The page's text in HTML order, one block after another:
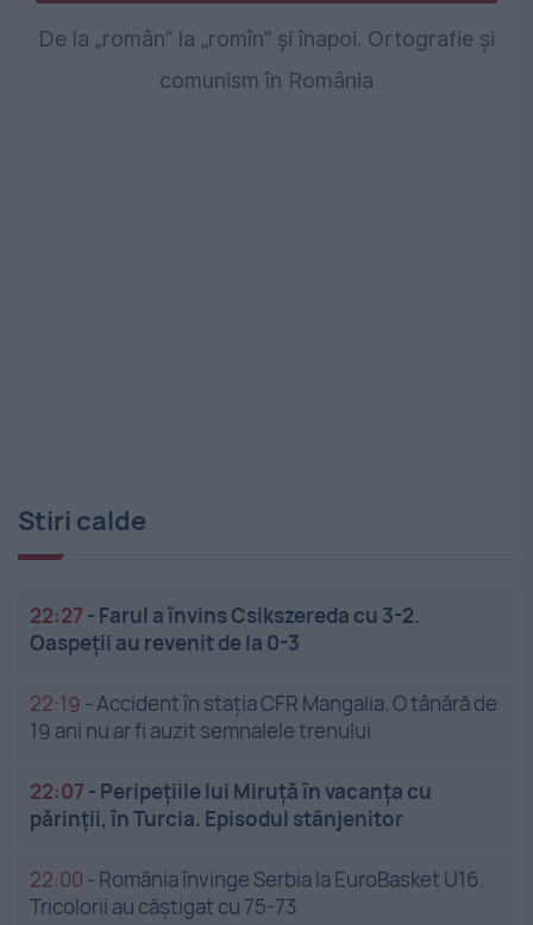
De la „român” la „romîn” și înapoi. Ortografie și
comunism în România
Stiri calde
22:27 - Farul a învins Csikszereda cu 3-2.
Oaspeții au revenit de la 0-3
22:19 -Accident în stația CFR Mangalia. O tânără de
19 ani nu ar fi auzit semnalele trenului
22:07 - Peripețiile lui Miruță în vacanța cu
părinții, în Turcia. Episodul stânjenitor
22:00 - România învinge Serbia la EuroBasket U16.
Tricolorii au câștigat cu 75-73